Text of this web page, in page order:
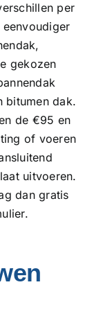
per
gekozen
bitumen dak.
de €95 en
of voeren
uitvoeren.
dan gratis